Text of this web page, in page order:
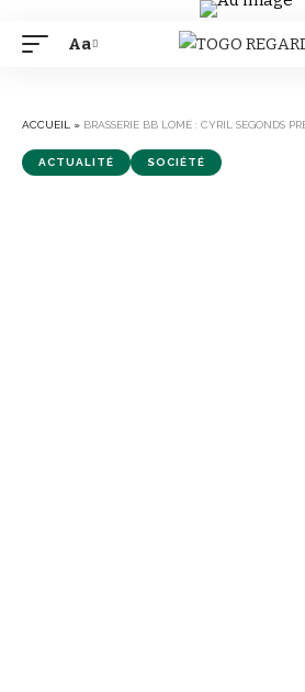
Font
Aa
ACCUEIL » BRASSERIE BB LOMÉ : CYRIL SEGONDS PREND LES COMMANDES
ACTUALITÉ SOCIÉTÉ